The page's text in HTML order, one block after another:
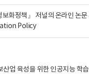
화정책』 저널의 온라인 논문
Policy
업 육성을 위한 인공지능 학